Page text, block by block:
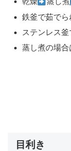
鉄釜で茹で
ステンレス
蒸し煮の場
目利き